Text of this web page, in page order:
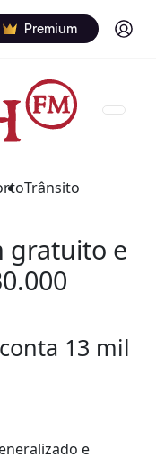
Premium Log in
Trânsito
gratuito e
13 mil
e